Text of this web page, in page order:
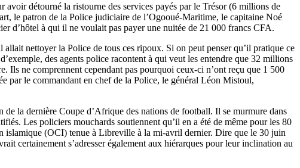
détourné la ristourne des services payés par le Trésor (6 millions de
le patron de la Police judiciaire de l’Ogooué-Maritime, le capitaine Noé
d’hôtel à qui il ne voulait pas payer une nuitée de 21 000 francs CFA.
nettoyer la Police de tous ces ripoux. Si on peut penser qu’il pratique ce
des agents police racontent à qui veut les entendre que 32 millions
Ils ne comprennent cependant pas pourquoi ceux-ci n’ont reçu que 1 500
par le commandant en chef de la Police, le général Léon Mistoul,
la dernière Coupe d’Afrique des nations de football. Il se murmure dans
Les policiers mouchards soutiennent qu’il en a été de même pour les 80
islamique (OCI) tenue à Libreville à la mi-avril dernier. Dire que le 30 juin
certainement s’adresser également aux hiérarques pour leur inclination au